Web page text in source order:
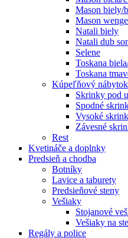
Mason biely/
Mason wenge
Natali biely
Natali dub
Selene
Toskana
Toskana
Kúpeľňový nábytok
Skrinky pod
Spodné
Vysoké
Závesné
Rest
Kvetináče a doplnky
Predsieň a chodba
Botníky
Lavice a taburety
Predsieňové steny
Vešiaky
Stojanové
Vešiaky na
Regály a police